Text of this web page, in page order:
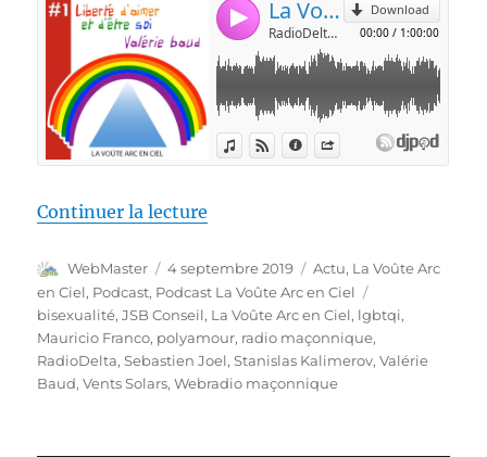
Continuer la lecture
Auteur
WebMaster
Publié
le
4 septembre 2019 Catégories
Actu, La Voûte Arc
en Ciel, Podcast, Podcast La Voûte Arc en Ciel
bisexualité,JSB Conseil, La Voûte Arc en Ciel, lgbtqi,
Mauricio Franco, polyamour, radio maçonnique,
RadioDelta,Sebastien Joel,Stanislas Kalimerov,Valérie
Baud,Vents Solars,Webradio maçonnique